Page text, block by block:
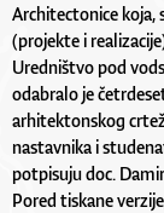
Architectonice koja,
(projekte i
Uredništvo pod
odabralo je
arhitektonskog
nastavnika i
potpisuju doc.
Pored tiskane